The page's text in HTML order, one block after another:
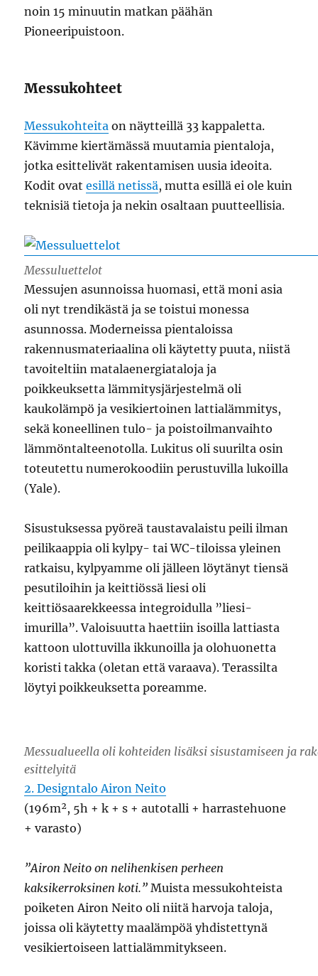
noin 15 minuutin matkan päähän
Pioneeripuistoon.
Messukohteet
Messukohteita on näytteillä 33 kappaletta.
Kävimme kiertämässä muutamia pientaloja,
jotka esittelivät rakentamisen uusia ideoita.
Kodit ovatesillä netissä, mutta esillä ei ole kuin
teknisiä tietoja ja nekin osaltaan puutteellisia.
Messuluettelot
Messujen asunnoissa huomasi, että moni asia
oli nyt trendikästä ja se toistui monessa
asunnossa. Moderneissa pientaloissa
rakennusmateriaalina oli käytetty puuta, niistä
tavoiteltiin matalaenergiataloja ja
poikkeuksetta lämmitysjärjestelmä oli
kaukolämpö ja vesikiertoinen lattialämmitys,
sekä koneellinen tulo- ja poistoilmanvaihto
lämmöntalteenotolla. Lukitus oli suurilta osin
toteutettu numerokoodiin perustuvilla lukoilla
(Yale).
Sisustuksessa pyöreä taustavalaistu peili ilman
peilikaappia oli kylpy- tai WC-tiloissa yleinen
ratkaisu, kylpyamme oli jälleen löytänyt tiensä
pesutiloihin ja keittiössä liesi oli
keittiösaarekkeessa integroidulla ”liesi-
imurilla”. Valoisuutta haettiin isoilla lattiasta
kattoon ulottuvilla ikkunoilla ja olohuonetta
koristi takka (oletan että varaava). Terassilta
löytyi poikkeuksetta poreamme.
Messualueella oli kohteiden lisäksi sisustamiseen ja
esittelyitä
2. Designtalo Airon Neito
(196m², 5h + k + s + autotalli + harrastehuone
+ varasto)
”Airon Neito on nelihenkisen perheen
kaksikerroksinen koti.” Muista messukohteista
poiketen Airon Neito oli niitä harvoja taloja,
joissa oli käytetty maalämpöä yhdistettynä
vesikiertoiseen lattialämmitykseen.